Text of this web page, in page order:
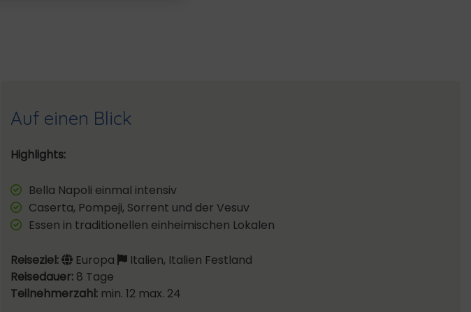
Auf einen Blick
Highlights:
Bella Napoli einmal intensiv
Caserta, Pompeji, Sorrent und der Vesuv
Essen in traditionellen einheimischen Lokalen
Reiseziel: Europa
Italien, Italien Festland
Reisedauer: 8 Tage
Teilnehmerzahl: min. 12 max. 24